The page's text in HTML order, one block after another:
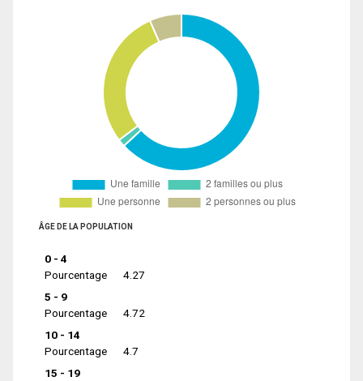
ÂGE DE LA POPULATION
0 - 4
Pourcentage
4.27
5 - 9
Pourcentage
4.72
10 - 14
Pourcentage
4.7
15 - 19